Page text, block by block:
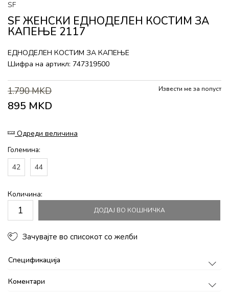
SF
SF ЖЕНСКИ ЕДНОДЕЛЕН КОСТИМ ЗА
КАПЕЊЕ 2117
ЕДНОДЕЛЕН КОСТИМ ЗА КАПЕЊЕ
Шифра на артикл: 747319500
1.790MKD
895 MKD
Извести ме за попуст
Одреди величина
Големина:
42
44
Количина:
ДОДАЈ ВО КОШНИЧКА
Зачувајте во списокот со желби
Спецификација
Коментари